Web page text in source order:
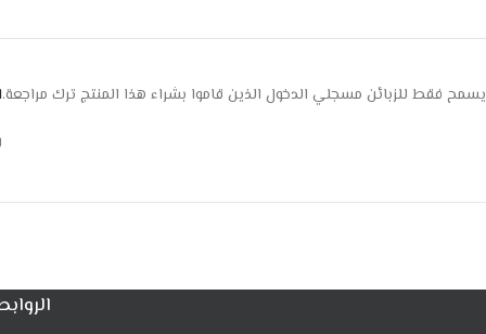
يسمح فقط للزبائن مسجلي الدخول الذين قاموا بشراء هذا المنتج ترك مراجعة.